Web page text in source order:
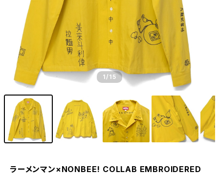
1 /15
ラーメンマン×NONBEE! COLLAB EMBROIDERED